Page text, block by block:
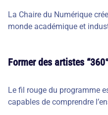
La Chaire du Numérique
monde académique et
Former des artistes
Le fil rouge du programme
capables de comprendre